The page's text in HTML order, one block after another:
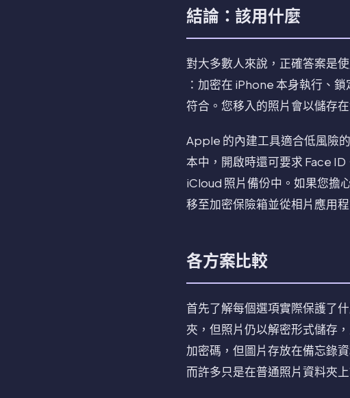
結論：該用什麼
對大多數人來說，正確答案是
：加密在 iPhone 本身執行、
符合。您移入的照片會以儲存
Apple 的內建工具適合低風險
本中，開啟時還可要求 Face
iCloud 照片備份中。如果您擔
移至加密保險箱並從相片應用
各方案比較
首先了解每個選項實際保護了
夾，但照片仍以解密形式儲存
加密碼，但圖片存放在備忘錄
而許多只是在普通照片資料夾